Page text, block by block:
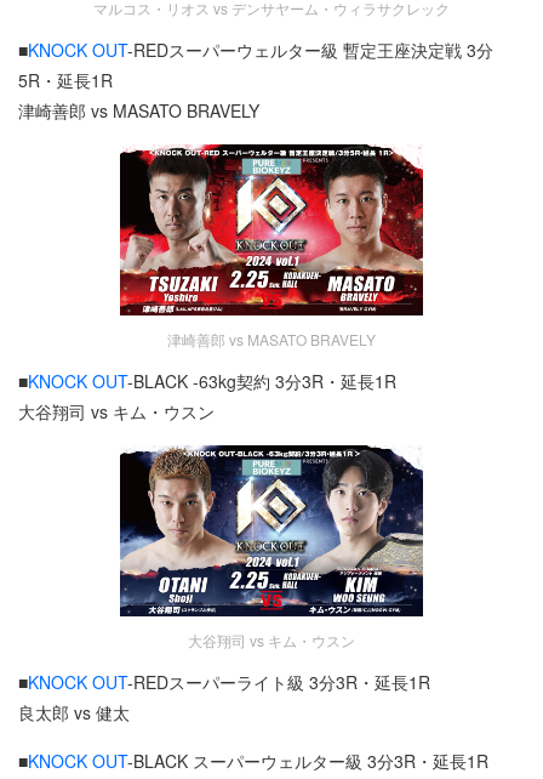
マルコス・リオス vs デンサヤーム・ウィラサクレック
■KNOCK OUT-REDスーパーウェルター級 暫定王座決定戦 3分
5R・延長1R
津崎善郎 vs MASATO BRAVELY
津崎善郎 vs MASATO BRAVELY
■KNOCK OUT-BLACK -63kg契約 3分3R・延長1R
大谷翔司 vs キム・ウスン
大谷翔司 vs キム・ウスン
■KNOCK OUT-REDスーパーライト級 3分3R・延長1R
良太郎 vs 健太
■KNOCK OUT-BLACK スーパーウェルター級 3分3R・延長1R